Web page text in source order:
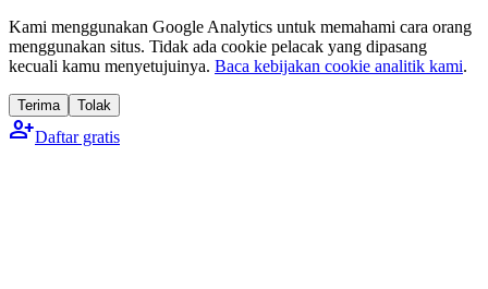
Kami menggunakan Google Analytics untuk memahami cara orang
menggunakan situs. Tidak ada cookie pelacak yang dipasang
kecuali kamu menyetujuinya. Baca kebijakan cookie analitik kami.
Terima Tolak
person_addDaftar gratis